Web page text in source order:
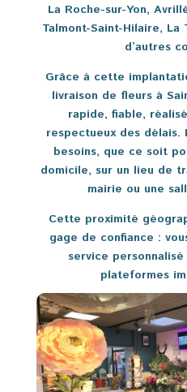
La Roche-sur-Yon,
Talmont-Saint-Hilaire,
d’autres
Grâce à cette
livraison de fleurs à
rapide, fiable,
respectueux des délais.
besoins, que ce soit
domicile, sur un lieu de
mairie ou une
Cette proximité
gage de confiance :
service
plateformes